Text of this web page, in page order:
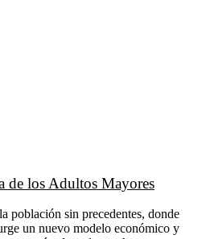
de los Adultos Mayores
población sin precedentes, donde
un nuevo modelo económico y